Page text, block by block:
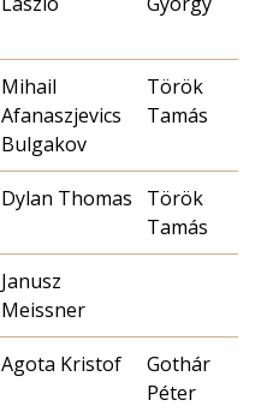
Mihail
Afanaszjevics
Bulgakov
Török
Tamás
Dylan Thomas
Török
Tamás
Janusz
Meissner
Agota Kristof
Gothár
Péter